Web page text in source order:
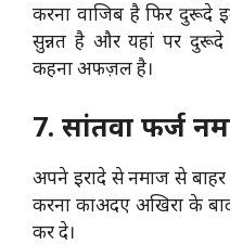
करना वाजिब है फिर दुरूदे
सुन्नत है और यहां पर दुरूदे
कहना अफज़ल है।
7. सांतवा फर्ज
अपने इरादे से नमाज से
करना काअदए अखिरा के
कर दे।